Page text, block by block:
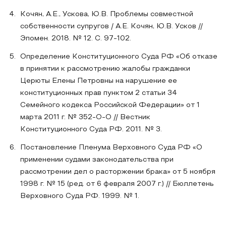
Кочян, А.Е., Ускова, Ю.В. Проблемы совместной
собственности супругов / А.Е. Кочян, Ю.В. Усков //
Эпомен. 2018. № 12. С. 97-102.
Определение Конституционного Суда РФ «Об отказе
в принятии к рассмотрению жалобы гражданки
Церюты Елены Петровны на нарушение ее
конституционных прав пунктом 2 статьи 34
Семейного кодекса Российской Федерации» от 1
марта 2011 г. № 352-О-О // Вестник
Конституционного Суда РФ. 2011. № 3.
Постановление Пленума Верховного Суда РФ «О
применении судами законодательства при
рассмотрении дел о расторжении брака» от 5 ноября
1998 г. № 15 (ред. от 6 февраля 2007 г.) // Бюллетень
Верховного Суда РФ. 1999. № 1.